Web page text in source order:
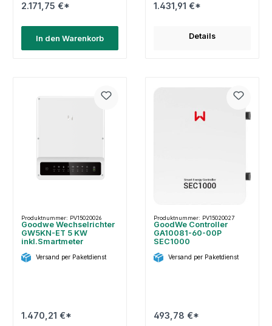
2.171,75 €*
In den Warenkorb
1.431,91 €*
Details
Produktnummer: PV15020026
Goodwe Wechselrichter
GW5KN-ET 5 KW
inkl.Smartmeter
Versand per Paketdienst
1.470,21 €*
Produktnummer: PV15020027
GoodWe Controller
GA10081-60-00P
SEC1000
Versand per Paketdienst
493,78 €*